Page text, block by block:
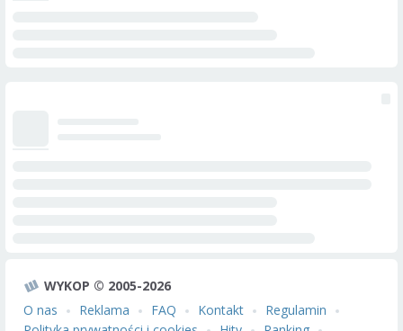
WYKOP © 2005-2026
O nas
Reklama FAQ Kontakt
Regulamin